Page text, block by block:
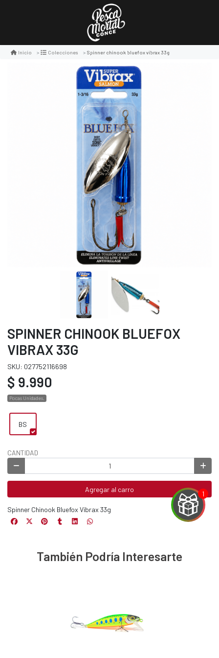
Inicio Colecciones Spinner chinook bluefox vibrax 33g
SPINNER CHINOOK BLUEFOX
VIBRAX 33G
SKU: 027752116698
$ 9.990
Pocas Unidades.
BS
CANTIDAD
Agregar al carro
Spinner Chinook Bluefox Vibrax 33g
También Podría Interesarte